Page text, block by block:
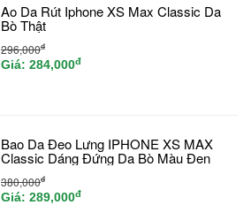
Ao Da Rút Iphone XS Max Classic Da
Bò Thật
296,000đ
Giá: 284,000đ
Bao Da Đeo Lưng IPHONE XS MAX
Classic Dáng Đứng Da Bò Màu Đen
380,000đ
Giá: 289,000đ